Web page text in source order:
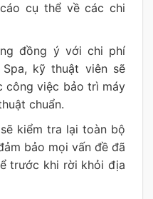
cụ thể về các chi
đồng ý với chi phí
kỹ thuật viên sẽ
công việc bảo trì máy
chuẩn.
kiểm tra lại toàn bộ
bảo mọi vấn đề đã
trước khi rời khỏi địa